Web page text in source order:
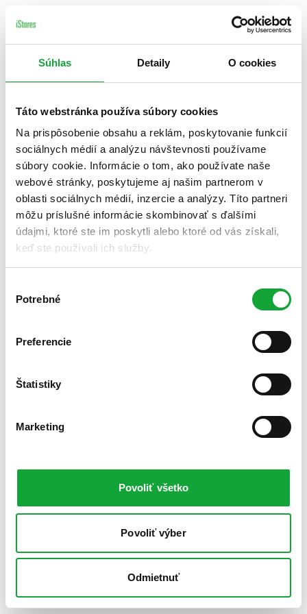
Súhlas Detaily O cookies
Táto webstránka používa súbory cookies
Na prispôsobenie obsahu a reklám, poskytovanie funkcií
sociálnych médií a analýzu návštevnosti používame
súbory cookie. Informácie o tom, ako používate naše
webové stránky, poskytujeme aj našim partnerom v
oblasti sociálnych médií, inzercie a analýzy. Títo partneri
môžu príslušné informácie skombinovať s ďalšími
údajmi, ktoré ste im poskytli alebo ktoré od vás získali,
keď ste používali ich služby.
súhlasu
Potrebné
Preferencie
Štatistiky
Marketing
Povoliť všetko
Povoliť výber
Odmietnuť